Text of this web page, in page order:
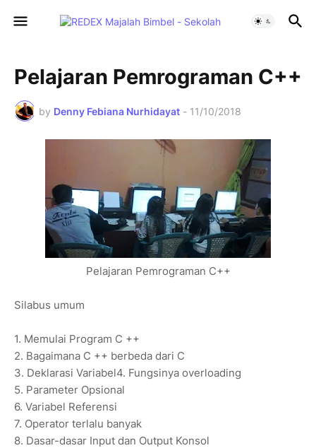
Pelajaran Pemrograman C++
by Denny Febiana Nurhidayat - 11/10/2018
Pelajaran Pemrograman C++
Silabus umum
1. Memulai Program C ++
2. Bagaimana C ++ berbeda dari C
3. Deklarasi Variabel4. Fungsinya overloading
5. Parameter Opsional
6. Variabel Referensi
7. Operator terlalu banyak
8. Dasar-dasar Input dan Output Konsol